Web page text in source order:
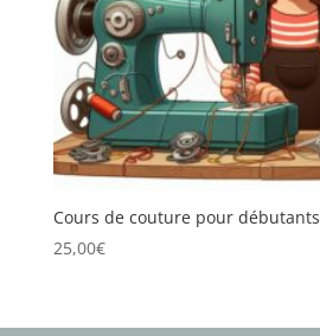
Cours de couture pour débutants
25,00€